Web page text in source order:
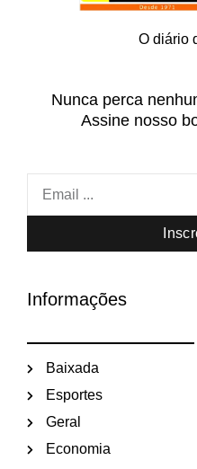
O diário
Nunca perca
Assine nosso
Informações
Baixada
Esportes
Geral
Economia